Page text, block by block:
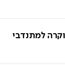
למתנדבי